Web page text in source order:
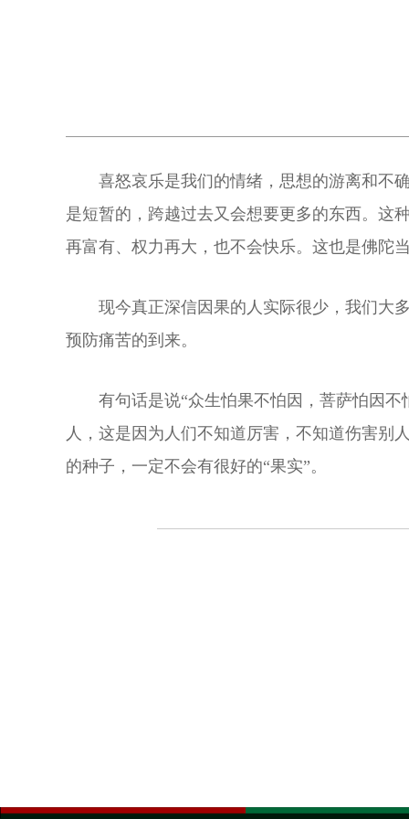
喜怒哀乐是我们的情绪，思想的游离和不
是短暂的，跨越过去又会想要更多的东西。这
再富有、权力再大，也不会快乐。这也是佛陀
现今真正深信因果的人实际很少，我们大
预防痛苦的到来。
有句话是说“众生怕果不怕因，菩萨怕因
人，这是因为人们不知道厉害，不知道伤害别
的种子，一定不会有很好的“果实”。